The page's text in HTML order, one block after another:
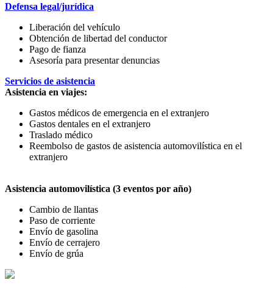
Defensa legal/jurídica
Liberación del vehículo
Obtención de libertad del conductor
Pago de fianza
Asesoría para presentar denuncias
Servicios de asistencia
Asistencia en viajes:
Gastos médicos de emergencia en el extranjero
Gastos dentales en el extranjero
Traslado médico
Reembolso de gastos de asistencia automovilística en el
extranjero
Asistencia automovilística (3 eventos por año)
Cambio de llantas
Paso de corriente
Envío de gasolina
Envío de cerrajero
Envío de grúa